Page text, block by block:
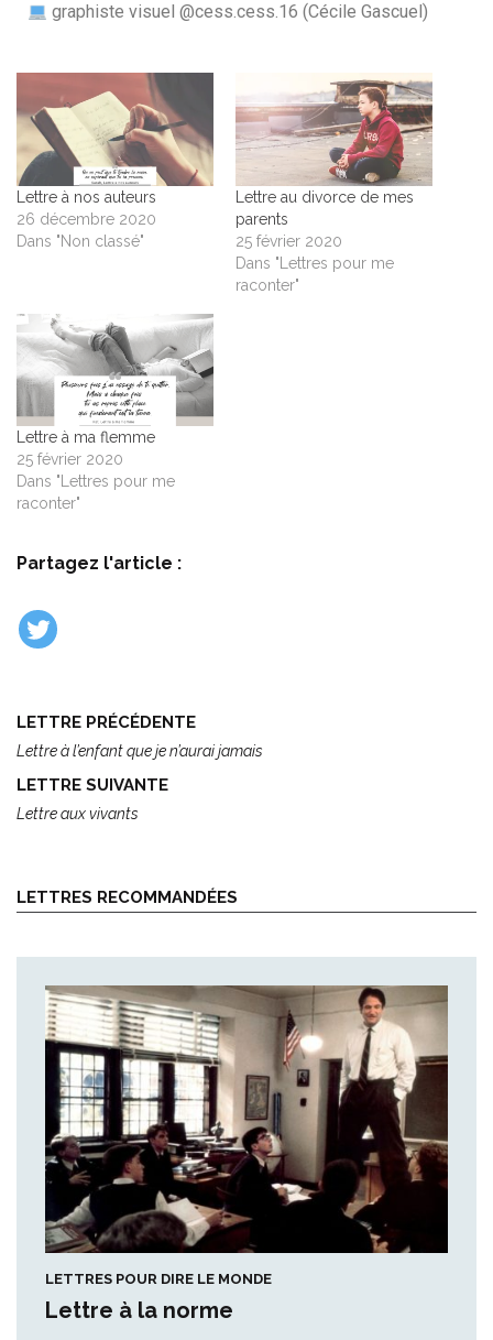
graphiste visuel @cess.cess.16 (Cécile Gascuel)
Lettre à nos auteurs
26 décembre 2020
Dans "Non classé"
Lettre au divorce de mes
parents
25 février 2020
Dans "Lettres pour me
raconter"
Lettre à ma flemme
25 février 2020
Dans "Lettres pour me
raconter"
Partagez l'article :
LETTRE PRÉCÉDENTE
Lettre à l’enfant que je n’aurai jamais
LETTRE SUIVANTE
Lettre aux vivants
LETTRES RECOMMANDÉES
LETTRES POUR DIRE LE MONDE
Lettre à la norme